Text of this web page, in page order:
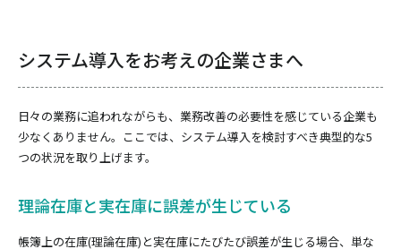
システム導入をお考えの企業さまへ
日々の業務に追われながらも、業務改善の必要性を感じている企業も
少なくありません。ここでは、システム導入を検討すべき典型的な5
つの状況を取り上げます。
理論在庫と実在庫に誤差が生じている
帳簿上の在庫(理論在庫)と実在庫にたびたび誤差が生じる場合、単な